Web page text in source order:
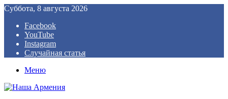
Суббота, 8 августа 2026
Facebook
YouTube
Instagram
Случайная статья
Меню